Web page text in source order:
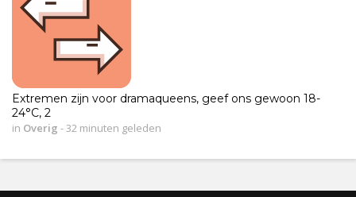
Extremen zijn voor dramaqueens, geef ons gewoon 18-
24°C, 2
in Overig - 32 minuten geleden